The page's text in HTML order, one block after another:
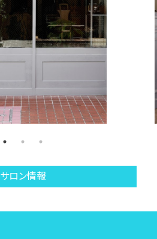
サロン情報